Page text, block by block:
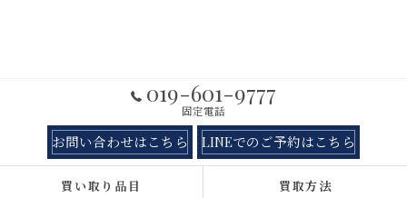
019-601-9777
固定電話
お問い合わせはこちら LINEでのご予約はこちら
買い取り品目 買取方法